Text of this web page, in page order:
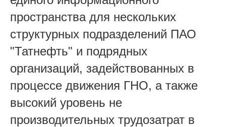
пространства для нескольких
структурных подразделений ПАО
"Татнефть" и подрядных
организаций, задействованных в
процессе движения ГНО, а также
высокий уровень не
производительных трудозатрат в